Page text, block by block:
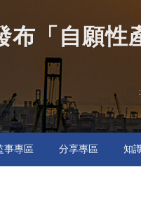
布「自願性
事專區 分享專區 知